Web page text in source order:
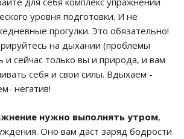
уровня подготовки. И не
прогулки. Это обязательно!
на дыхании (проблемы
и сейчас только вы и природа, и вам
себя и свои силы. Вдыхаем -
негатив!
нужно выполнять утром,
Оно вам даст заряд бодрости